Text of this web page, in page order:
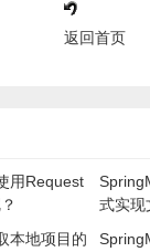
返回首页
用Request
式实现
本地项目的